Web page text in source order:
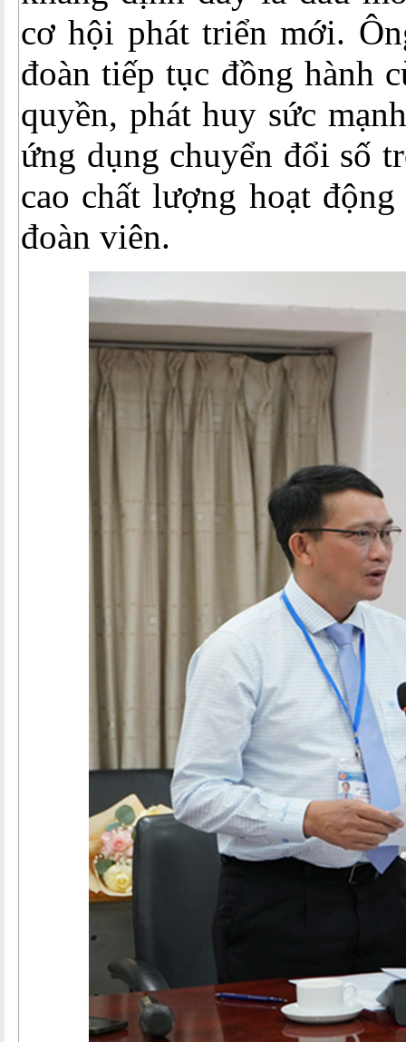
cơ hội phát triển mới.
đoàn tiếp tục đồng hành
quyền, phát huy sức
ứng dụng chuyển đổi số
cao chất lượng hoạt
đoàn viên.